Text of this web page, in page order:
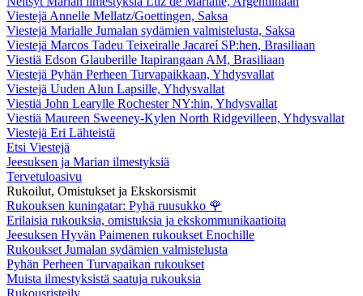
Viestejä Annelle Mellatz/Goettingen, Saksa
Viestejä Marialle Jumalan sydämien valmistelusta, Saksa
Viestejä Marcos Tadeu Teixeiralle Jacareí SP:hen, Brasiliaan
Viestiä Edson Glauberille Itapirangaan AM, Brasiliaan
Viestejä Pyhän Perheen Turvapaikkaan, Yhdysvallat
Viestejä Uuden Alun Lapsille, Yhdysvallat
Viestiä John Learylle Rochester NY:hin, Yhdysvallat
Viestiä Maureen Sweeney-Kylen North Ridgevilleen, Yhdysvallat
Viestejä Eri Lähteistä
Etsi Viestejä
Jeesuksen ja Marian ilmestyksiä
Tervetuloasivu
Rukoilut, Omistukset ja Ekskorsismit
Rukouksen kuningatar: Pyhä ruusukko 🌹
Erilaisia rukouksia, omistuksia ja ekskommunikaatioita
Jeesuksen Hyvän Paimenen rukoukset Enochille
Rukoukset Jumalan sydämien valmistelusta
Pyhän Perheen Turvapaikan rukoukset
Muista ilmestyksistä saatuja rukouksia
Rukousristeily